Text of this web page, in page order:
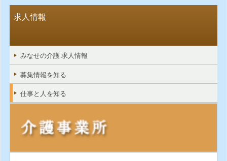
求人情報
みなせの介護 求人情報
募集情報を知る
仕事と人を知る